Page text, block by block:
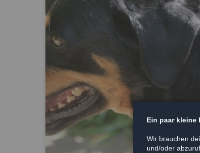
Ein paar kleine
Wir brauchen
und/oder